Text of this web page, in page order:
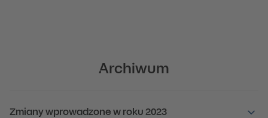
Archiwum
Zmiany wprowadzone w roku 2023